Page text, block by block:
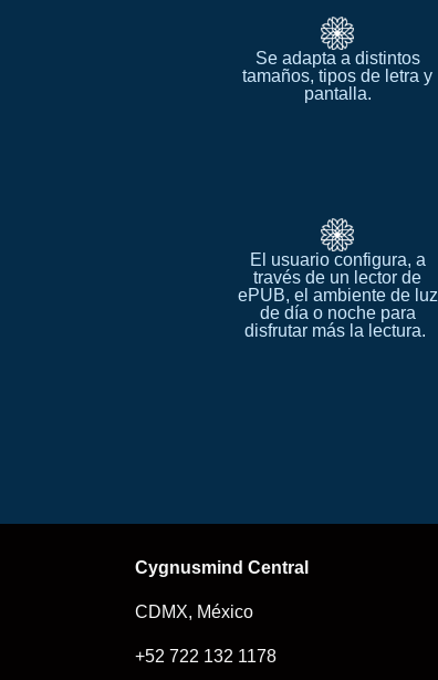
Se adapta a distintos
tamaños, tipos de letra y
pantalla.​
El usuario configura, a
través de un lector de
ePUB, el ambiente de luz
de día o noche para
disfrutar más la lectura. ​
Cygnusmind Central​
CDMX, México
+52 722 132 1178